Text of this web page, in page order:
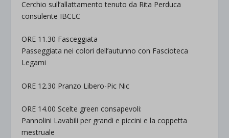
Cerchio sull’allattamento tenuto da Rita Perduca
consulente IBCLC
ORE 11.30 Fasceggiata
Passeggiata nei colori dell’autunno con Fascioteca
Legami
ORE 12.30 Pranzo Libero-Pic Nic
ORE 14.00 Scelte green consapevoli:
Pannolini Lavabili per grandi e piccini e la coppetta
mestruale